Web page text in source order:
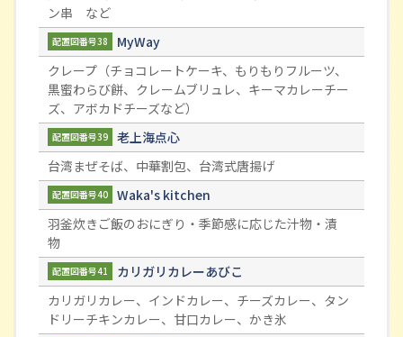
ン串 など
配置図番号38
MyWay
クレープ（チョコレートケーキ、もりもりフルーツ、
黒蜜わらび餅、クレームブリュレ、キーマカレーチー
ズ、アボカドチーズなど）
配置図番号39
老上海点心
台湾まぜそば、中華割包、台湾式唐揚げ
配置図番号40
Waka's kitchen
羽釜炊きご飯のおにぎり・季節感に応じた汁物・漬
物
配置図番号41
カリガリカレーあびこ
カリガリカレー、インドカレー、チーズカレー、タン
ドリーチキンカレー、甘口カレー、かき氷